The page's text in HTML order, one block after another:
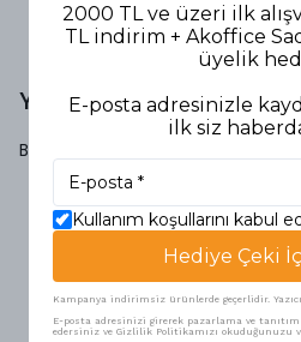
Yorumlar
Bu ürün için henüz yorum
Benzer
2000 TL ve üzeri ilk
TL indirim + Akoffice
üyelik
E-posta adresinizle
ilk siz
Kullanım koşullarını kabul
Hediye Çeki
Kampanya indirimsiz ürünlerde geçerlidir.
E-posta adresinizi girerek pazarlama ve
edersiniz ve Gizlilik Politikamızı okuduğunuzu